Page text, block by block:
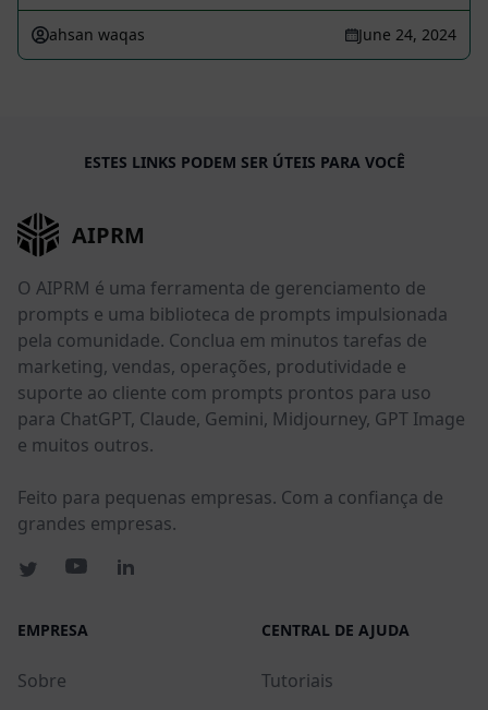
ahsan waqas June 24, 2024
ESTES LINKS PODEM SER ÚTEIS PARA VOCÊ
AIPRM
O AIPRM é uma ferramenta de gerenciamento de
prompts e uma biblioteca de prompts impulsionada
pela comunidade. Conclua em minutos tarefas de
marketing, vendas, operações, produtividade e
suporte ao cliente com prompts prontos para uso
para ChatGPT, Claude, Gemini, Midjourney, GPT Image
e muitos outros.
Feito para pequenas empresas. Com a confiança de
grandes empresas.
EMPRESA
Sobre
CENTRAL DE AJUDA
Tutoriais